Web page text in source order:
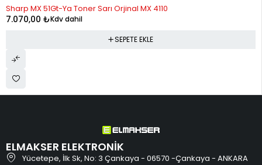
Sharp MX 51Gt-Ya Toner Sarı Orjinal MX 4110
7.070,00 ₺Kdv dahil
SEPETE EKLE
ELMAKSER ELEKTRONİK
Yücetepe, İlk Sk, No: 3 Çankaya - 06570 -Çankaya - ANKARA